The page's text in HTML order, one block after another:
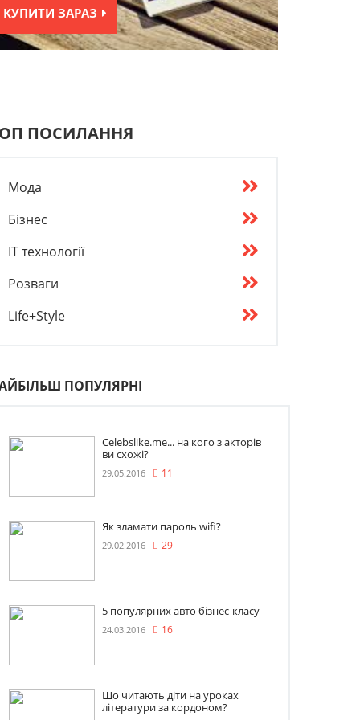
КУПИТИ ЗАРАЗ
ПОСИЛАННЯ
Мода
Бізнес
IT технології
Розваги
Life+Style
ПОПУЛЯРНІ
Celebslike.me... на кого з акторів
ви схожі?
29.05.2016 11
Як зламати пароль wifi?
29.02.2016 29
5 популярних авто бізнес-класу
24.03.2016 16
Що читають діти на уроках
літератури за кордоном?